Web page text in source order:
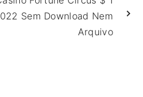
Sem Download Nem
Arquivo